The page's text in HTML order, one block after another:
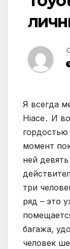
Я всегда
Hiace․ И
момент
ней
три
ряд – это
багажа,
человек